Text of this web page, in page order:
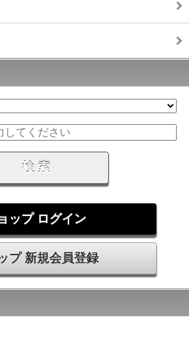
ップ ログイン
プ 新規会員登録